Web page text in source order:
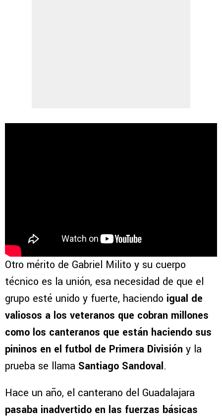
Otro mérito de Gabriel Milito y su cuerpo
técnico es la unión, esa necesidad de que el
grupo esté unido y fuerte, haciendo igual de
valiosos a los veteranos que cobran millones
como los canteranos que están haciendo sus
pininos en el futbol de Primera División y la
prueba se llama Santiago Sandoval.
Hace un año, el canterano del Guadalajara
pasaba inadvertido en las fuerzas básicas